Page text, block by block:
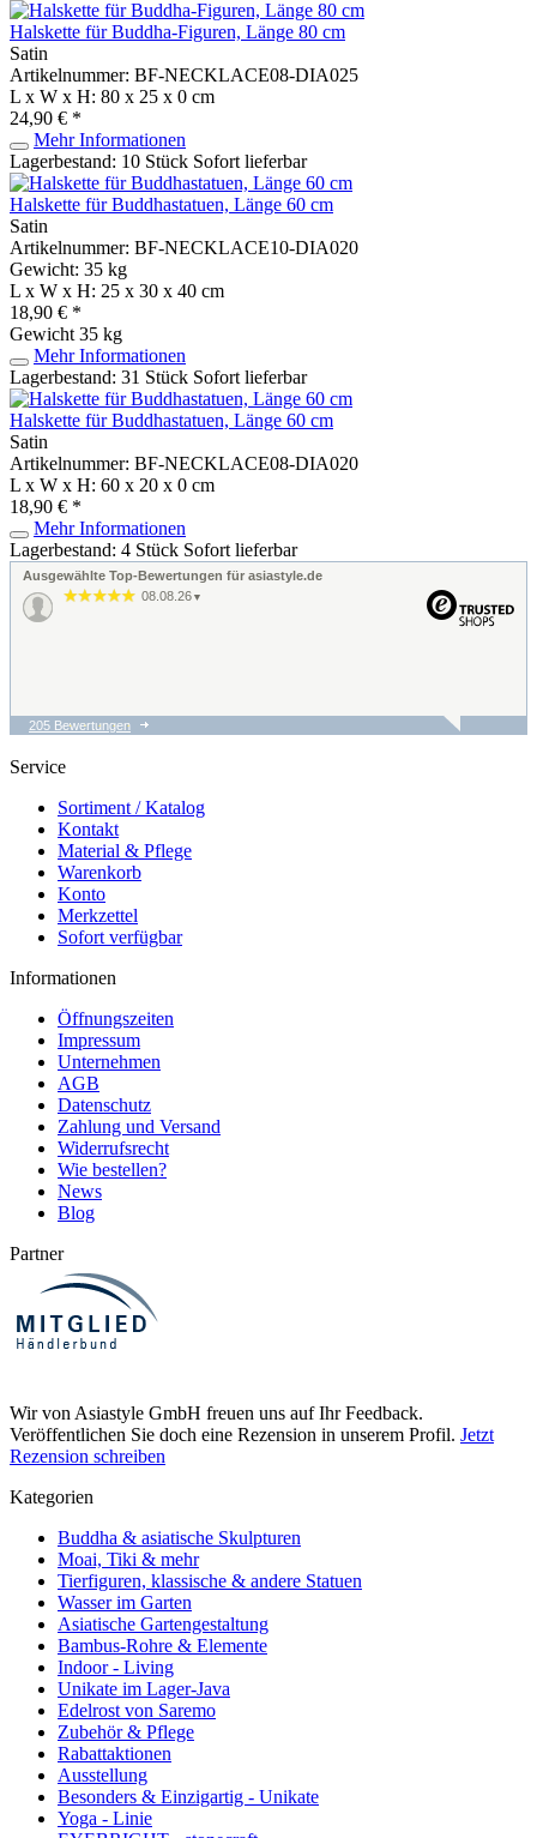
Halskette für Buddha-Figuren, Länge 80 cm
Satin
Artikelnummer: BF-NECKLACE08-DIA025
L x W x H: 80 x 25 x 0 cm
24,90 € *
Mehr Informationen
Lagerbestand: 10 Stück Sofort lieferbar
Halskette für Buddhastatuen, Länge 60 cm
Satin
Artikelnummer: BF-NECKLACE10-DIA020
Gewicht: 35 kg
L x W x H: 25 x 30 x 40 cm
18,90 € *
Gewicht 35 kg
Mehr Informationen
Lagerbestand: 31 Stück Sofort lieferbar
Halskette für Buddhastatuen, Länge 60 cm
Satin
Artikelnummer: BF-NECKLACE08-DIA020
L x W x H: 60 x 20 x 0 cm
18,90 € *
Mehr Informationen
Lagerbestand: 4 Stück Sofort lieferbar
Ausgewählte Top-Bewertungen für asiastyle.de
08.08.26 ▼
07.08.26
Teleskopstange
Gute Qualität zum
vernünftigen Preis !
205 Bewertungen
Service
Sortiment / Katalog
Kontakt
Material & Pflege
Warenkorb
Konto
Merkzettel
Sofort verfügbar
Informationen
Öffnungszeiten
Impressum
Unternehmen
AGB
Datenschutz
Zahlung und Versand
Widerrufsrecht
Wie bestellen?
News
Blog
Partner
Wir von Asiastyle GmbH freuen uns auf Ihr Feedback.
Veröffentlichen Sie doch eine Rezension in unserem Profil. Jetzt
Rezension schreiben
Kategorien
Buddha & asiatische Skulpturen
Moai, Tiki & mehr
Tierfiguren, klassische & andere Statuen
Wasser im Garten
Asiatische Gartengestaltung
Bambus-Rohre & Elemente
Indoor - Living
Unikate im Lager-Java
Edelrost von Saremo
Zubehör & Pflege
Rabattaktionen
Ausstellung
Besonders & Einzigartig - Unikate
Yoga - Linie